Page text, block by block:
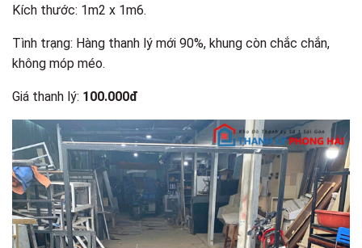
Kích thước: 1m2 x 1m6.
Tình trạng: Hàng thanh lý mới 90%, khung còn chắc chắn,
không móp méo.
Giá thanh lý: 100.000đ